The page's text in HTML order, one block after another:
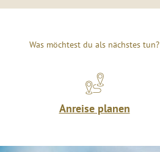
Was möchtest du als nächstes tun?
Anreise planen